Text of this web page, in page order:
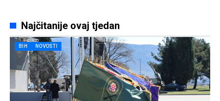
Najčitanije ovaj tjedan
BIH NOVOSTI